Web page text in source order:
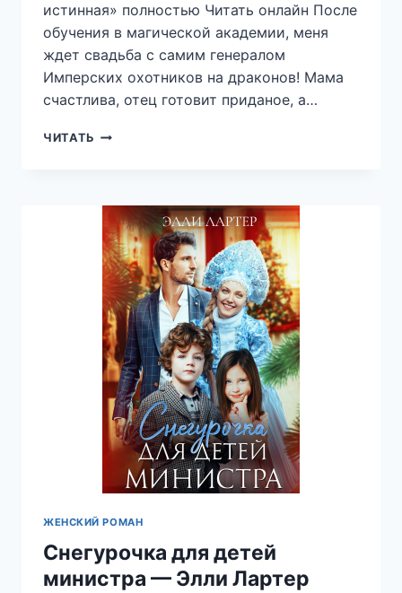
истинная» полностью Читать онлайн После
обучения в магической академии, меня
ждет свадьба с самим генералом
Имперских охотников на драконов! Мама
счастлива, отец готовит приданое, а…
ЧИТАТЬ СКАНДАЛ
ИСТИННАЯ
ИРЕН
ЭШЛИ
ЖЕНСКИЙ РОМАН
Снегурочка для детей
министра — Элли Лартер